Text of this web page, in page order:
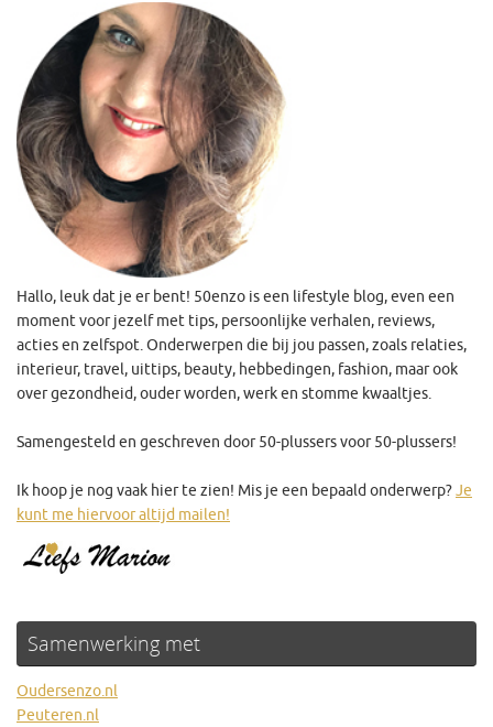
Hallo, leuk dat je er bent! 50enzo is een lifestyle blog, even een
moment voor jezelf met tips, persoonlijke verhalen, reviews,
acties en zelfspot. Onderwerpen die bij jou passen, zoals relaties,
interieur, travel, uittips, beauty, hebbedingen, fashion, maar ook
over gezondheid, ouder worden, werk en stomme kwaaltjes.
Samengesteld en geschreven door 50-plussers voor 50-plussers!
Ik hoop je nog vaak hier te zien! Mis je een bepaald onderwerp?Je
kunt me hiervoor altijd mailen!
Samenwerking met
Oudersenzo.nl
Peuteren.nl